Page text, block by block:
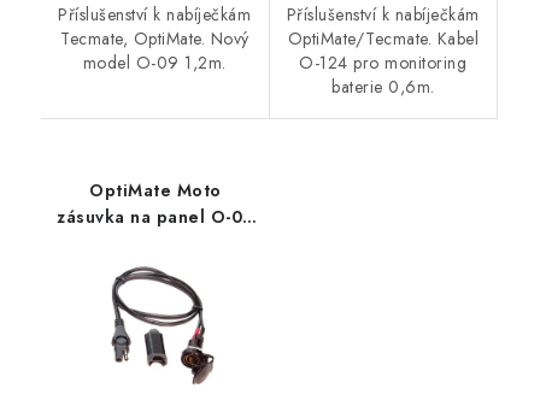
Příslušenství k nabíječkám
Tecmate, OptiMate. Nový
model O-09 1,2m.
Příslušenství k nabíječkám
OptiMate/Tecmate. Kabel
O-124 pro monitoring
baterie 0,6m.
OptiMate Moto
zásuvka na panel O-08